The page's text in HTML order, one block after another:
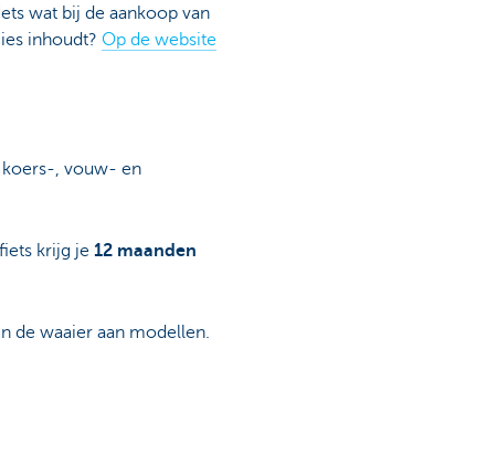
wat bij de aankoop van
inhoudt? Op de website
koers-, vouw- en
krijg je 12 maanden
de waaier aan modellen.